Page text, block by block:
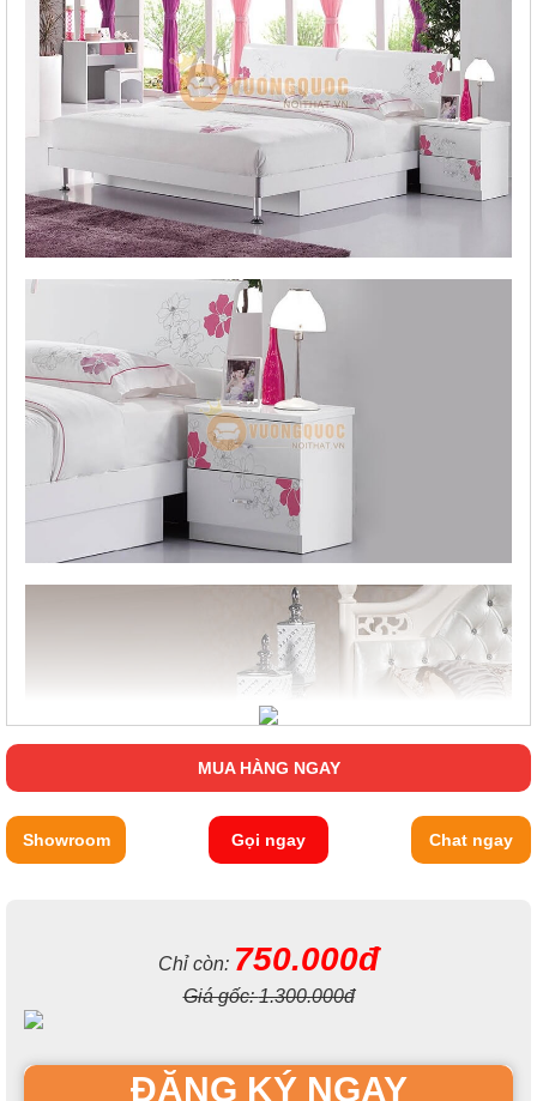
MUA HÀNG NGAY
Showroom Gọi ngay Chat ngay
Chỉ còn: 750.000đ
Giá gốc:1.300.000đ
ĐĂNG KÝ NGAY